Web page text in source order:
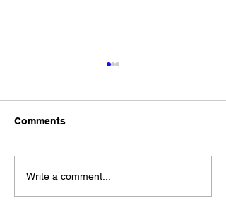
松江あさんぽ8日目？なん
か日にちずれた？
Comments
Write a comment...